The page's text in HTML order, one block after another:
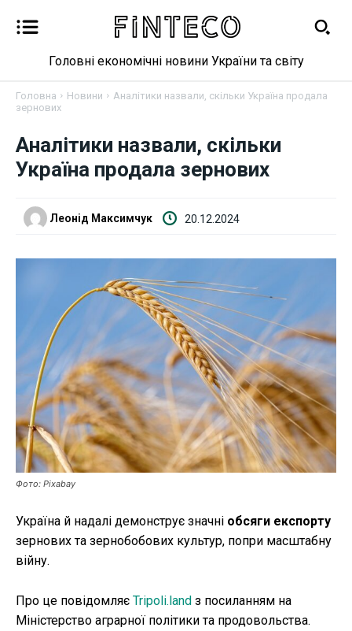
Новини
Бізнес
Фінанси
Валютний ринок
Криптовалюта
Робота і освіта
Публікації
ФОП
Курс валют
Ми в соц. мережах
Головні економічні новини України та світу
Головна Новини
Аналітики назвали, скільки Україна продала
зернових
Аналітики назвали, скільки
Україна продала зернових
Леонід Максимчук 20.12.2024
Фото: Pixabay
Україна й надалі демонструє значні обсяги експорту
зернових та зернобобових культур, попри масштабну
війну.
Про це повідомляє Tripoli.land з посиланням на
Міністерство аграрної політики та продовольства.